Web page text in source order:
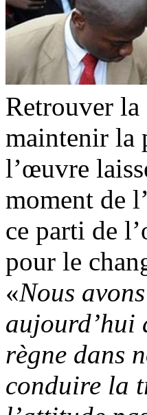
Retrouver la
maintenir la
l’œuvre
moment de
ce parti de
pour le
«Nous
aujourd’hui
règne dans
conduire la